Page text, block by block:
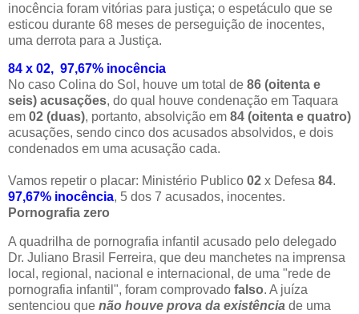
inocência foram vitórias para justiça; o espetáculo que se
esticou durante 68 meses de perseguição de inocentes,
uma derrota para a Justiça.
84 x 02, 97,67% inocência
No caso Colina do Sol, houve um total de 86 (oitenta e
seis) acusações, do qual houve condenação em Taquara
em 02 (duas), portanto, absolvição em 84 (oitenta e quatro)
acusações, sendo cinco dos acusados absolvidos, e dois
condenados em uma acusação cada.
Vamos repetir o placar: Ministério Publico 02 x Defesa 84.
97,67% inocência, 5 dos 7 acusados, inocentes.
Pornografia zero
A quadrilha de pornografia infantil acusado pelo delegado
Dr. Juliano Brasil Ferreira, que deu manchetes na imprensa
local, regional, nacional e internacional, de uma "rede de
pornografia infantil", foram comprovado falso. A juíza
sentenciou que não houve prova da existência de uma